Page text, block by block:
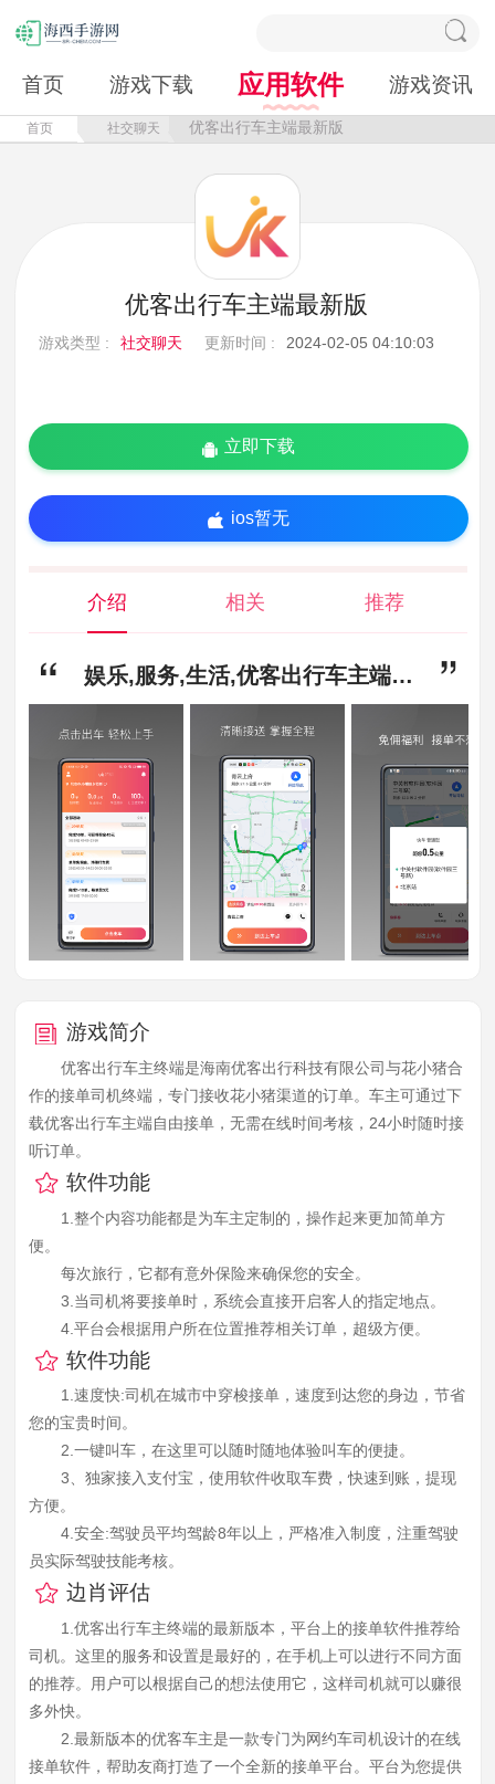
首页 游戏下载 应用软件 游戏资讯
首页 社交聊天 优客出行车主端最新版
优客出行车主端最新版
游戏类型 : 社交聊天 更新时间 : 2024-02-05 04:10:03
立即下载
ios暂无
介绍 相关 推荐
娱乐,服务,生活,优客出行车主端最新版app下载-优客出行车主端最新版安卓版下载1.9.0
游戏简介
优客出行车主终端是海南优客出行科技有限公司与花小猪合
作的接单司机终端，专门接收花小猪渠道的订单。车主可通过下
载优客出行车主端自由接单，无需在线时间考核，24小时随时接
听订单。
软件功能
1.整个内容功能都是为车主定制的，操作起来更加简单方
便。
每次旅行，它都有意外保险来确保您的安全。
3.当司机将要接单时，系统会直接开启客人的指定地点。
4.平台会根据用户所在位置推荐相关订单，超级方便。
软件功能
1.速度快:司机在城市中穿梭接单，速度到达您的身边，节省
您的宝贵时间。
2.一键叫车，在这里可以随时随地体验叫车的便捷。
3、独家接入支付宝，使用软件收取车费，快速到账，提现
方便。
4.安全:驾驶员平均驾龄8年以上，严格准入制度，注重驾驶
员实际驾驶技能考核。
边肖评估
1.优客出行车主终端的最新版本，平台上的接单软件推荐给
司机。这里的服务和设置是最好的，在手机上可以进行不同方面
的推荐。用户可以根据自己的想法使用它，这样司机就可以赚很
多外快。
2.最新版本的优客车主是一款专门为网约车司机设计的在线
接单软件，帮助友商打造了一个全新的接单平台。平台为您提供